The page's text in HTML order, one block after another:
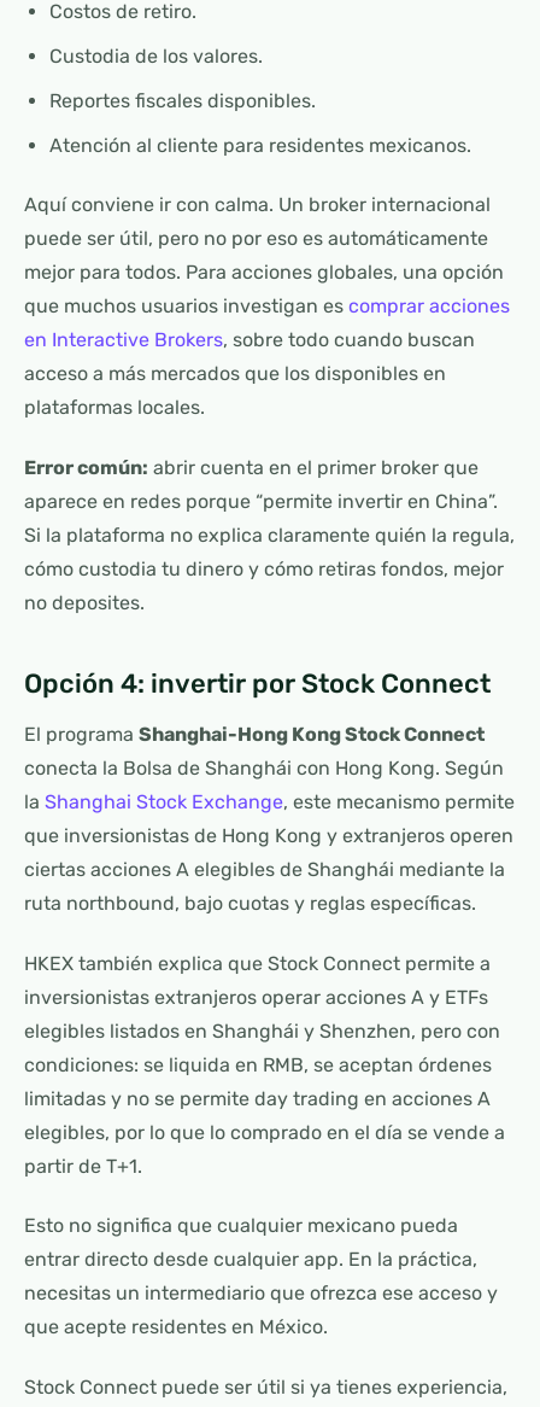
Costos de retiro.
Custodia de los valores.
Reportes fiscales disponibles.
Atención al cliente para residentes mexicanos.
Aquí conviene ir con calma. Un broker internacional
puede ser útil, pero no por eso es automáticamente
mejor para todos. Para acciones globales, una opción
que muchos usuarios investigan es comprar acciones
en Interactive Brokers, sobre todo cuando buscan
acceso a más mercados que los disponibles en
plataformas locales.
Error común: abrir cuenta en el primer broker que
aparece en redes porque “permite invertir en China”.
Si la plataforma no explica claramente quién la regula,
cómo custodia tu dinero y cómo retiras fondos, mejor
no deposites.
Opción 4: invertir por Stock Connect
El programa Shanghai-Hong Kong Stock Connect
conecta la Bolsa de Shanghái con Hong Kong. Según
la Shanghai Stock Exchange, este mecanismo permite
que inversionistas de Hong Kong y extranjeros operen
ciertas acciones A elegibles de Shanghái mediante la
ruta northbound, bajo cuotas y reglas específicas.
HKEX también explica que Stock Connect permite a
inversionistas extranjeros operar acciones A y ETFs
elegibles listados en Shanghái y Shenzhen, pero con
condiciones: se liquida en RMB, se aceptan órdenes
limitadas y no se permite day trading en acciones A
elegibles, por lo que lo comprado en el día se vende a
partir de T+1.
Esto no significa que cualquier mexicano pueda
entrar directo desde cualquier app. En la práctica,
necesitas un intermediario que ofrezca ese acceso y
que acepte residentes en México.
Stock Connect puede ser útil si ya tienes experiencia,